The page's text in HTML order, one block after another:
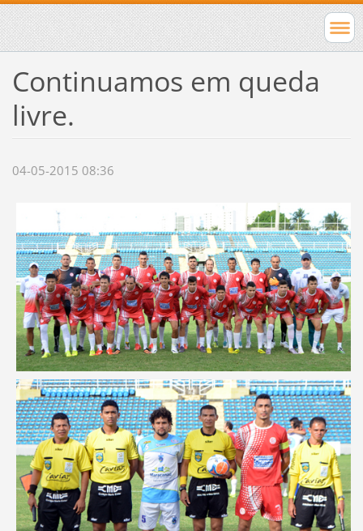
Continuamos em queda
livre.
04-05-2015 08:36